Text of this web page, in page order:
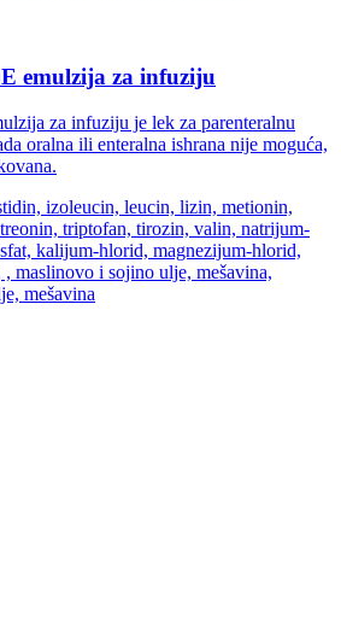
emulzija za infuziju
za infuziju je lek za parenteralnu
oralna ili enteralna ishrana nije moguća,
izoleucin, leucin, lizin, metionin,
triptofan, tirozin, valin, natrijum-
kalijum-hlorid, magnezijum-hlorid,
maslinovo i sojino ulje, mešavina,
mešavina